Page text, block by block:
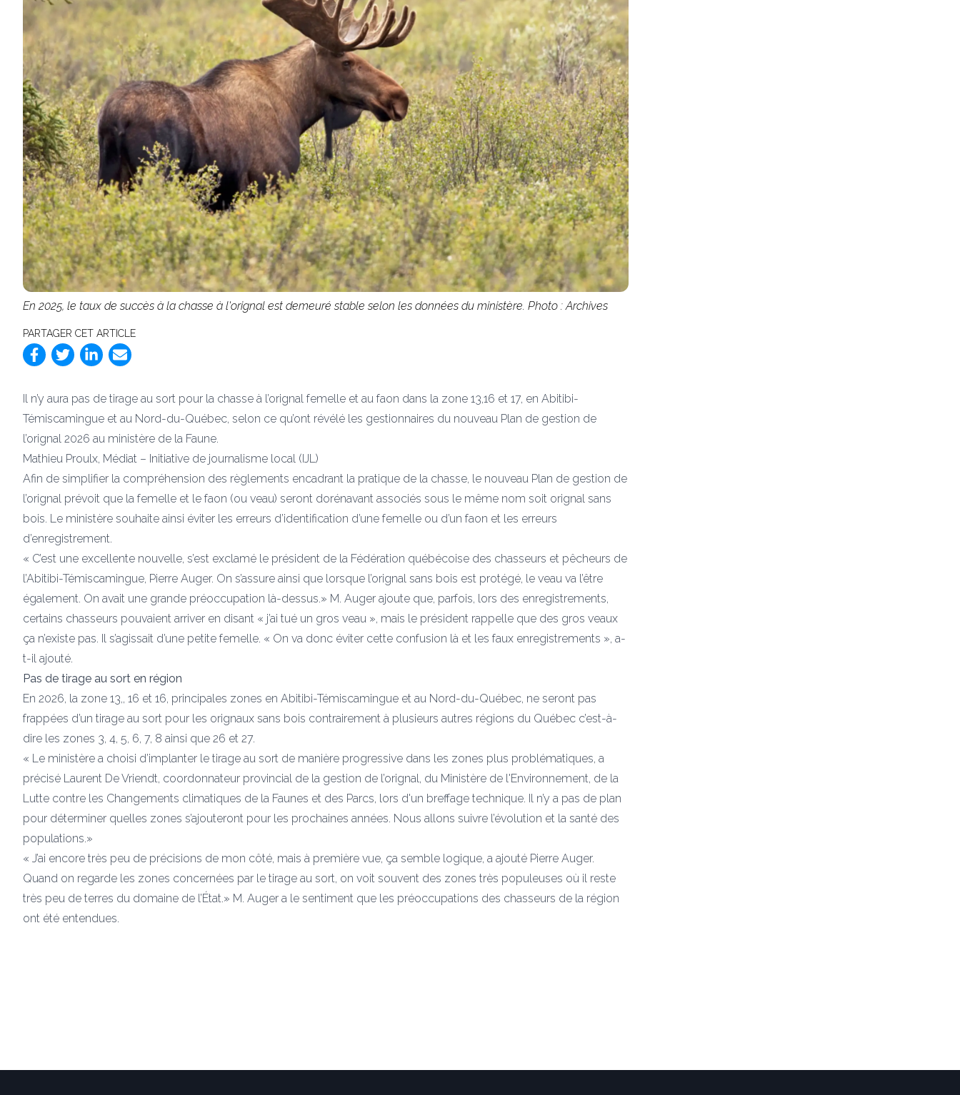
En 2025, le taux de succès à la chasse à l'orignal est demeuré stable selon les données du ministère. Photo : Archives
PARTAGER CET ARTICLE
Il n’y aura pas de tirage au sort pour la chasse à l’orignal femelle et au faon dans la zone 13,16 et 17, en Abitibi-
Témiscamingue et au Nord-du-Québec, selon ce qu’ont révélé les gestionnaires du nouveau Plan de gestion de
l’orignal 2026 au ministère de la Faune.
Mathieu Proulx, Médiat – Initiative de journalisme local (IJL)
Afin de simplifier la compréhension des règlements encadrant la pratique de la chasse, le nouveau Plan de gestion de
l’orignal prévoit que la femelle et le faon (ou veau) seront dorénavant associés sous le même nom soit orignal sans
bois. Le ministère souhaite ainsi éviter les erreurs d’identification d’une femelle ou d’un faon et les erreurs
d’enregistrement.
« C’est une excellente nouvelle, s’est exclamé le président de la Fédération québécoise des chasseurs et pêcheurs de
l’Abitibi-Témiscamingue, Pierre Auger. On s’assure ainsi que lorsque l’orignal sans bois est protégé, le veau va l’être
également. On avait une grande préoccupation là-dessus.» M. Auger ajoute que, parfois, lors des enregistrements,
certains chasseurs pouvaient arriver en disant « j’ai tué un gros veau », mais le président rappelle que des gros veaux
ça n’existe pas. Il s’agissait d’une petite femelle. « On va donc éviter cette confusion là et les faux enregistrements », a-
t-il ajouté.
Pas de tirage au sort en région
En 2026, la zone 13,, 16 et 16, principales zones en Abitibi-Témiscamingue et au Nord-du-Québec, ne seront pas
frappées d’un tirage au sort pour les orignaux sans bois contrairement à plusieurs autres régions du Québec c’est-à-
dire les zones 3, 4, 5, 6, 7, 8 ainsi que 26 et 27.
« Le ministère a choisi d’implanter le tirage au sort de manière progressive dans les zones plus problématiques, a
précisé Laurent De Vriendt, coordonnateur provincial de la gestion de l’orignal, du Ministère de l'Environnement, de la
Lutte contre les Changements climatiques de la Faunes et des Parcs, lors d'un breffage technique. Il n’y a pas de plan
pour déterminer quelles zones s’ajouteront pour les prochaines années. Nous allons suivre l’évolution et la santé des
populations.»
« J’ai encore très peu de précisions de mon côté, mais à première vue, ça semble logique, a ajouté Pierre Auger.
Quand on regarde les zones concernées par le tirage au sort, on voit souvent des zones très populeuses où il reste
très peu de terres du domaine de l’État.» M. Auger a le sentiment que les préoccupations des chasseurs de la région
ont été entendues.